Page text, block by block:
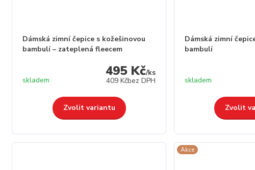
Dámská zimní čepice s kožešinovou
bambulí – zateplená fleecem
495 Kč/ks
409 Kčbez DPH
skladem
Zvolit variantu
Dámská zimní
bambulí
skladem
Zvolit
Akce